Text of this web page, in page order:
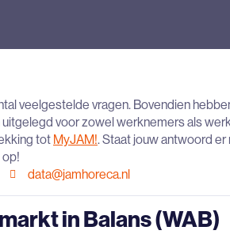
veelgestelde vragen. Bovendien
voor zowel werknemers als
tot MyJAM!. Staat jouw antwoord
data@jamhoreca.nl
in Balans (WAB)